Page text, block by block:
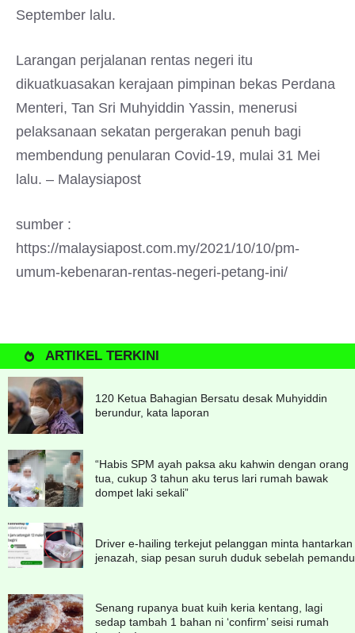
September lalu.
Larangan perjalanan rentas negeri itu
dikuatkuasakan kerajaan pimpinan bekas Perdana
Menteri, Tan Sri Muhyiddin Yassin, menerusi
pelaksanaan sekatan pergerakan penuh bagi
membendung penularan Covid-19, mulai 31 Mei
lalu. – Malaysiapost
sumber :
https://malaysiapost.com.my/2021/10/10/pm-
umum-kebenaran-rentas-negeri-petang-ini/
ARTIKEL TERKINI
120 Ketua Bahagian Bersatu desak Muhyiddin
berundur, kata laporan
“Habis SPM ayah paksa aku kahwin dengan orang
tua, cukup 3 tahun aku terus lari rumah bawak
dompet laki sekali”
Driver e-hailing terkejut pelanggan minta hantarkan
jenazah, siap pesan suruh duduk sebelah pemandu
Senang rupanya buat kuih keria kentang, lagi
sedap tambah 1 bahan ni ‘confirm’ seisi rumah